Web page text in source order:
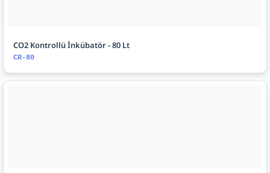
CO2 Kontrollü İnkübatör - 80 Lt
CR-80